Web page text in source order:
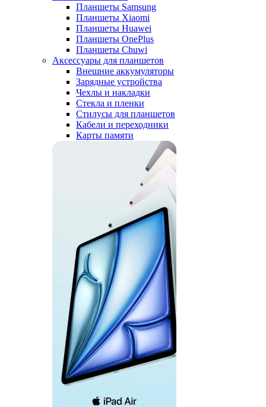
Планшеты Samsung
Планшеты Xiaomi
Планшеты Huawei
Планшеты OnePlus
Планшеты Chuwi
Аксессуары для планшетов
Внешние аккумуляторы
Зарядные устройства
Чехлы и накладки
Стекла и пленки
Стилусы для планшетов
Кабели и переходники
Карты памяти